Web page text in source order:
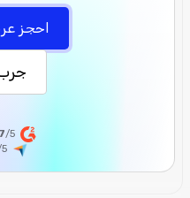
احجز
/5 على G2